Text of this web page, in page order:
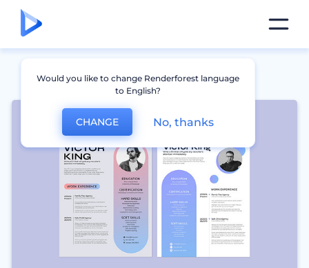
Would you like to change Renderforest language
to English?
CHANGE No, thanks